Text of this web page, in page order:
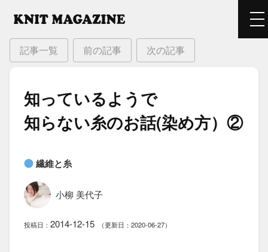
記事一覧 前の記事 次の記事
知っているようで​
知らない糸の​お話(染め方）​②
繊維と糸
小柳 美代子
投稿日： 2014-12-15 （更新日：2020-06-27）